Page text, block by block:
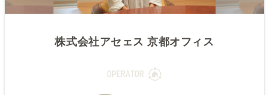
株式会社アセェス 京都オフィス
OPERATOR